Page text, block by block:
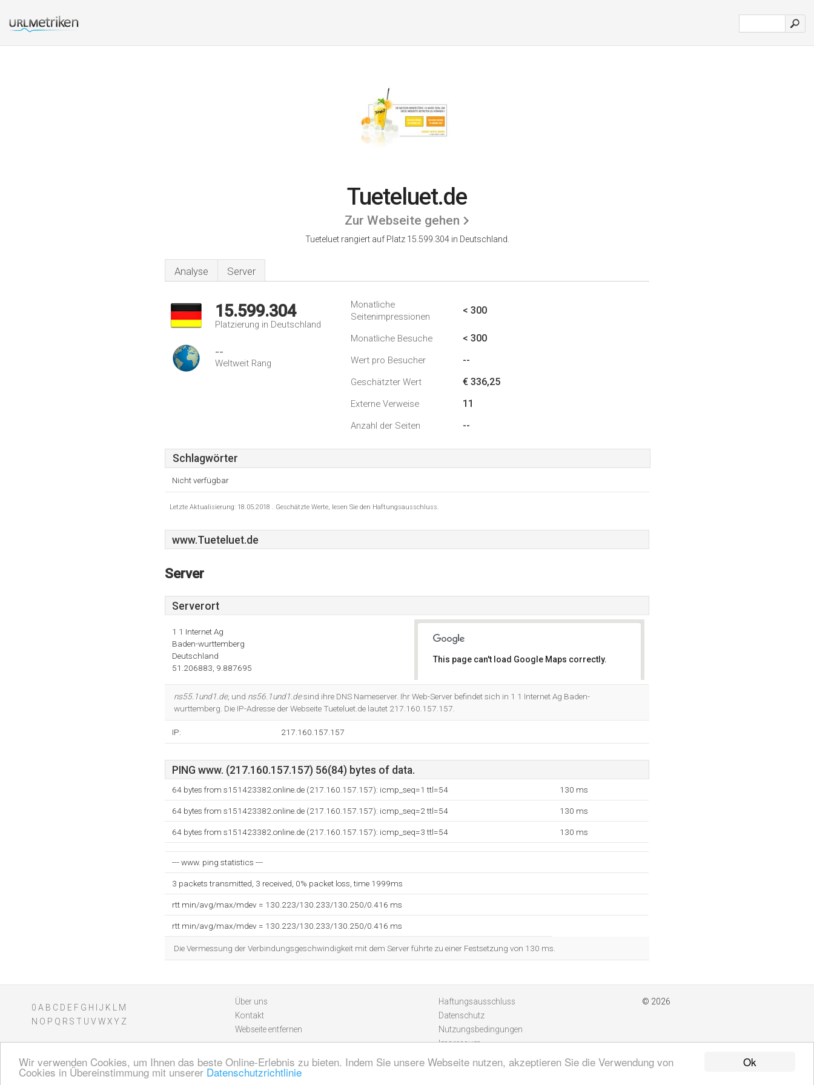
Ok
Wir verwenden Cookies, um Ihnen das beste Online-Erlebnis zu bieten. Indem Sie unsere Webseite nutzen, akzeptieren Sie die Verwendung von
Cookies in Übereinstimmung mit unserer Datenschutzrichtlinie
Tueteluet.de
Zur Webseite gehen
Tueteluet rangiert auf Platz 15.599.304 in Deutschland.
Analyse Server
15.599.304
Platzierung in Deutschland
--
Weltweit Rang
Monatliche
Seitenimpressionen
< 300
Monatliche Besuche < 300
Wert pro Besucher --
Geschätzter Wert € 336,25
Externe Verweise 11
Anzahl der Seiten --
Schlagwörter
Nicht verfügbar
Letzte Aktualisierung: 18.05.2018 . Geschätzte Werte, lesen Sie den Haftungsausschluss.
www.Tueteluet.de
Server
Serverort
1 1 Internet Ag
Baden-wurttemberg
Deutschland
51.206883, 9.887695
This page can't load Google Maps correctly.
ns55.1und1.de, und ns56.1und1.desind ihre DNS Nameserver. Ihr Web-Server befindet sich in 1 1 Internet Ag Baden-
wurttemberg. Die IP-Adresse der Webseite Tueteluet.de lautet 217.160.157.157.
IP: 217.160.157.157
PING www. (217.160.157.157) 56(84) bytes of data.
64 bytes from s151423382.online.de (217.160.157.157): icmp_seq=1 ttl=54 130 ms
64 bytes from s151423382.online.de (217.160.157.157): icmp_seq=2 ttl=54 130 ms
64 bytes from s151423382.online.de (217.160.157.157): icmp_seq=3 ttl=54 130 ms
--- www. ping statistics ---
3 packets transmitted, 3 received, 0% packet loss, time 1999ms
rtt min/avg/max/mdev = 130.223/130.233/130.250/0.416 ms
rtt min/avg/max/mdev = 130.223/130.233/130.250/0.416 ms
Die Vermessung der Verbindungsgeschwindigkeit mit dem Server führte zu einer Festsetzung von 130 ms.
0 A B C D E F G H J K
M
N O P Q R S T U V WXY Z
Über uns
Kontakt
Webseite entfernen
Haftungsausschluss
Datenschutz
Nutzungsbedingungen
Impressum
© 2026